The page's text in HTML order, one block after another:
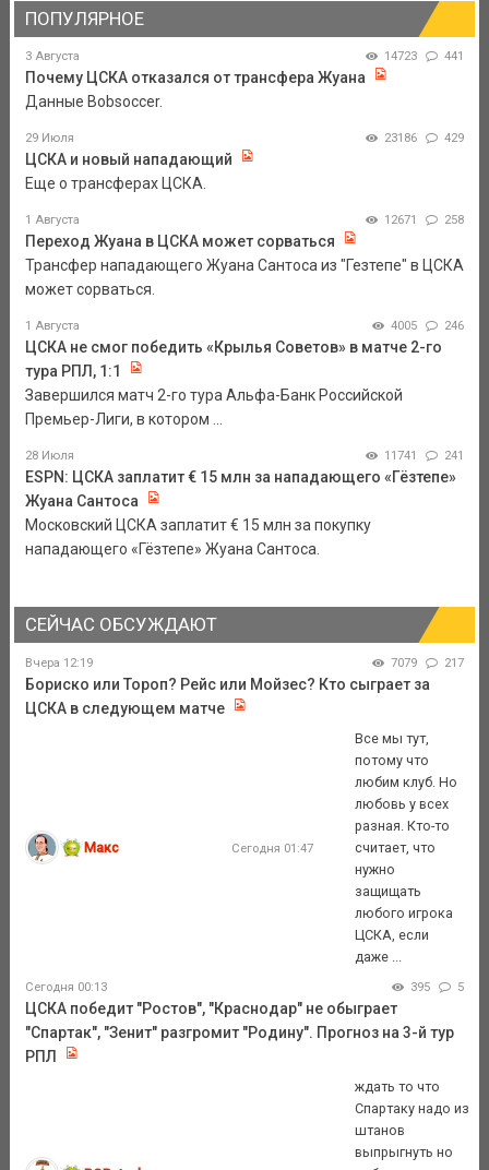
ПОПУЛЯРНОЕ
3 Августа 14723 441
Почему ЦСКА отказался от трансфера Жуана
Данные Bobsoccer.
29 Июля 23186 429
ЦСКА и новый нападающий
Еще о трансферах ЦСКА.
1 Августа 12671 258
Переход Жуана в ЦСКА может сорваться
Трансфер нападающего Жуана Сантоса из "Гезтепе" в ЦСКА
может сорваться.
1 Августа 4005 246
ЦСКА не смог победить «Крылья Советов» в матче 2-го
тура РПЛ, 1:1
Завершился матч 2-го тура Альфа-Банк Российской
Премьер-Лиги, в котором ...
28 Июля 11741 241
ESPN: ЦСКА заплатит € 15 млн за нападающего «Гёзтепе»
Жуана Сантоса
Московский ЦСКА заплатит € 15 млн за покупку
нападающего «Гёзтепе» Жуана Сантоса.
СЕЙЧАС ОБСУЖДАЮТ
Вчера 12:19 7079 217
Бориско или Тороп? Рейс или Мойзес? Кто сыграет за
ЦСКА в следующем матче
Макс Сегодня 01:47
Все мы тут,
потому что
любим клуб. Но
любовь у всех
разная. Кто-то
считает, что
нужно
защищать
любого игрока
ЦСКА, если
даже ...
Сегодня 00:13 395 5
ЦСКА победит "Ростов", "Краснодар" не обыграет
"Спартак", "Зенит" разгромит "Родину". Прогноз на 3-й тур
РПЛ
ждать то что
Спартаку надо из
штанов
выпрыгнуть но